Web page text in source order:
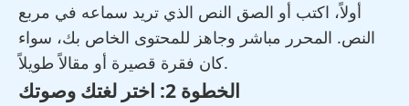
أولاً، اكتب أو الصق النص الذي تريد سماعه في مربع
النص. المحرر مباشر وجاهز للمحتوى الخاص بك، سواء
كان فقرة قصيرة أو مقالاً طويلاً.
الخطوة 2: اختر لغتك وصوتك